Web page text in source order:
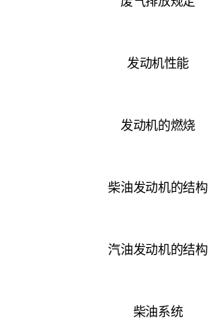
发动机性能
发动机的燃烧
柴油发动机的结构
汽油发动机的结构
柴油系统